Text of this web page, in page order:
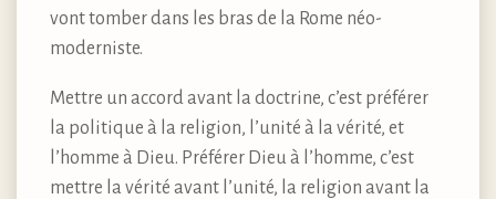
vont tomber dans les bras de la Rome néo-
moderniste.
Mettre un accord avant la doctrine, c’est préférer
la politique à la religion, l’unité à la vérité, et
l’homme à Dieu. Préférer Dieu à l’homme, c’est
mettre la vérité avant l’unité, la religion avant la